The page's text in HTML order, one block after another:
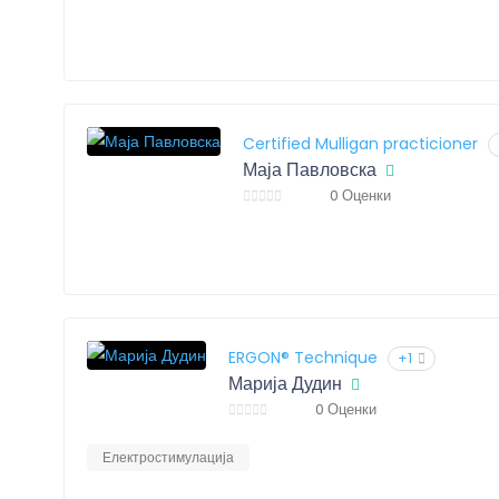
Certified Mulligan practicioner
Маја Павловска
0 Оценки
ERGON® Technique +1
Марија Дудин
0 Оценки
Електростимулација